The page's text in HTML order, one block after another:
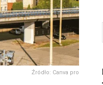
Źródło: Canva pro